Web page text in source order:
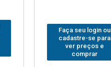
Faça seu login ou
cadastre-se para
ver preços e
comprar